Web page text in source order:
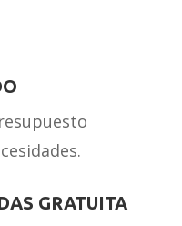
GRATUITA